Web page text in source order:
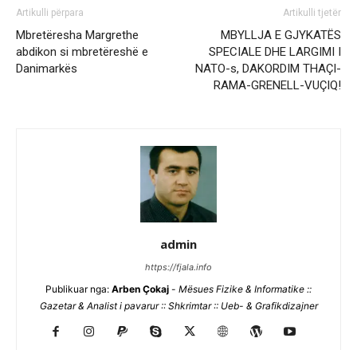
Artikulli përpara
Mbretëresha Margrethe
abdikon si mbretëreshë e
Danimarkës
Artikulli tjetër
MBYLLJA E GJYKATËS
SPECIALE DHE LARGIMI I
NATO-s, DAKORDIM THAÇI-
RAMA-GRENELL-VUÇIQ!
admin
https://fjala.info
Publikuar nga: Arben Çokaj - Mësues Fizike & Informatike ::
Gazetar & Analist i pavarur :: Shkrimtar :: Ueb- & Grafikdizajner